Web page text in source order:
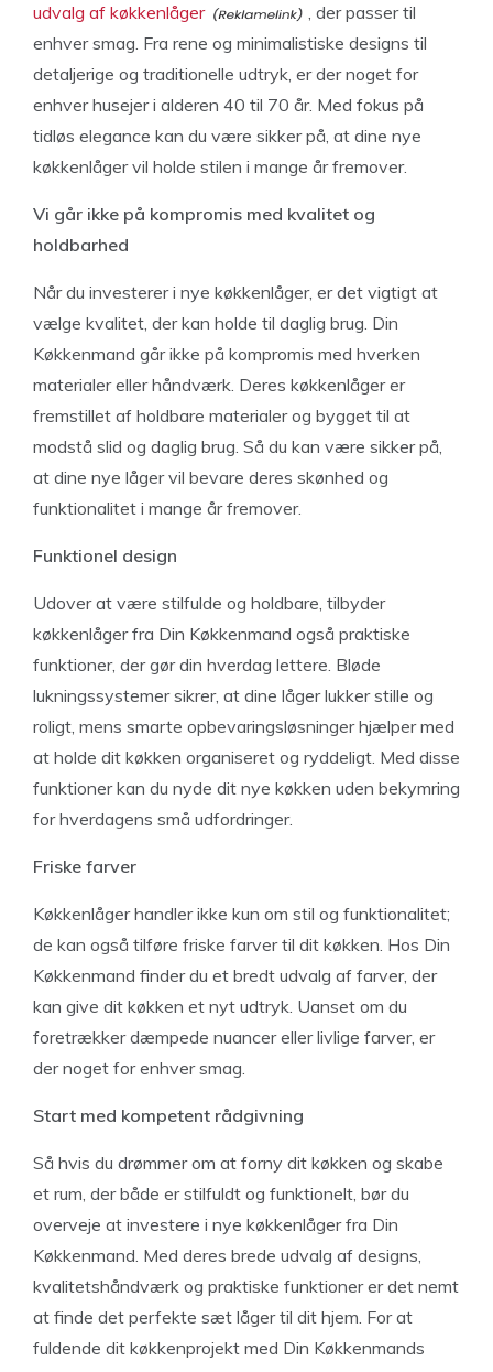
udvalg af køkkenlåger
, der passer til
enhver smag. Fra rene og minimalistiske designs til
detaljerige og traditionelle udtryk, er der noget for
enhver husejer i alderen 40 til 70 år. Med fokus på
tidløs elegance kan du være sikker på, at dine nye
køkkenlåger vil holde stilen i mange år fremover.
Vi går ikke på kompromis med kvalitet og
holdbarhed
Når du investerer i nye køkkenlåger, er det vigtigt at
vælge kvalitet, der kan holde til daglig brug. Din
Køkkenmand går ikke på kompromis med hverken
materialer eller håndværk. Deres køkkenlåger er
fremstillet af holdbare materialer og bygget til at
modstå slid og daglig brug. Så du kan være sikker på,
at dine nye låger vil bevare deres skønhed og
funktionalitet i mange år fremover.
Funktionel design
Udover at være stilfulde og holdbare, tilbyder
køkkenlåger fra Din Køkkenmand også praktiske
funktioner, der gør din hverdag lettere. Bløde
lukningssystemer sikrer, at dine låger lukker stille og
roligt, mens smarte opbevaringsløsninger hjælper med
at holde dit køkken organiseret og ryddeligt. Med disse
funktioner kan du nyde dit nye køkken uden bekymring
for hverdagens små udfordringer.
Friske farver
Køkkenlåger handler ikke kun om stil og funktionalitet;
de kan også tilføre friske farver til dit køkken. Hos Din
Køkkenmand finder du et bredt udvalg af farver, der
kan give dit køkken et nyt udtryk. Uanset om du
foretrækker dæmpede nuancer eller livlige farver, er
der noget for enhver smag.
Start med kompetent rådgivning
Så hvis du drømmer om at forny dit køkken og skabe
et rum, der både er stilfuldt og funktionelt, bør du
overveje at investere i nye køkkenlåger fra Din
Køkkenmand. Med deres brede udvalg af designs,
kvalitetshåndværk og praktiske funktioner er det nemt
at finde det perfekte sæt låger til dit hjem. For at
fuldende dit køkkenprojekt med Din Køkkenmands